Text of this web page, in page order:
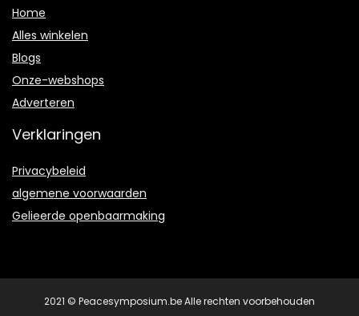
Home
Alles winkelen
Blogs
Onze-webshops
Adverteren
Verklaringen
Privacybeleid
algemene voorwaarden
Gelieerde openbaarmaking
2021 © Peacesymposium.be Alle rechten voorbehouden